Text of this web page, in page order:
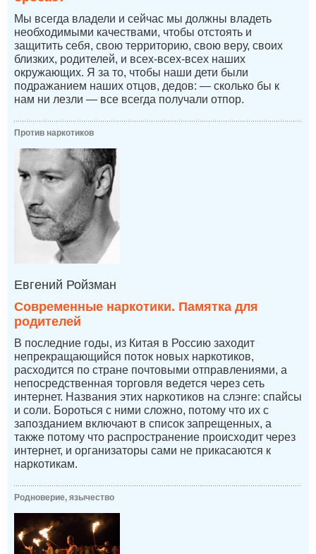
Мы всегда владели и сейчас мы должны владеть
необходимыми качествами, чтобы отстоять и
защитить себя, свою территорию, свою веру, своих
близких, родителей, и всех-всех-всех наших
окружающих. Я за то, чтобы наши дети были
подражанием наших отцов, дедов: — сколько бы к
нам ни лезли — все всегда получали отпор.
Против наркотиков
Евгений Ройзман
Современные наркотики. Памятка для
родителей
В последние годы, из Китая в Россию заходит
непрекращающийся поток новых наркотиков,
расходится по стране почтовыми отправлениями, а
непосредственная торговля ведется через сеть
интернет. Названия этих наркотиков на слэнге: спайсы
и соли. Бороться с ними сложно, потому что их с
запозданием включают в список запрещенных, а
также потому что распространение происходит через
интернет, и организаторы сами не прикасаются к
наркотикам.
Родноверие, язычество